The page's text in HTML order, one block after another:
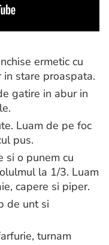
ermetic cu
stare proaspata.
gatire in abur in
Luam de pe foc
pus.
si o punem cu
la 1/3. Luam
capere si piper.
de unt si
turnam